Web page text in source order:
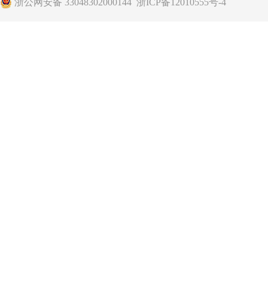
浙公网安备 33048302000144 浙ICP备12010555号-4